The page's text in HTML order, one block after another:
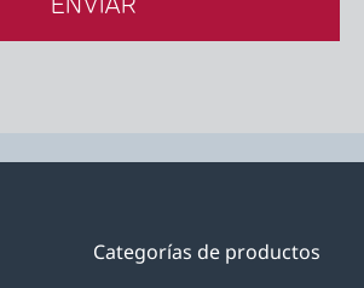
Categorías de productos